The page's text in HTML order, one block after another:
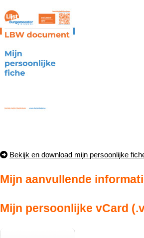
Bekijk en download mijn persoonlijke
Mijn aanvullende
Mijn persoonlijke vCard